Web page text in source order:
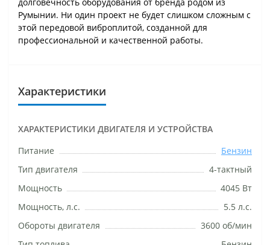
Румынии. Ни один проект не будет слишком сложным с
этой передовой виброплитой, созданной для
профессиональной и качественной работы.
Характеристики
ХАРАКТЕРИСТИКИ ДВИГАТЕЛЯ И УСТРОЙСТВА
Питание
Бензин
Тип двигателя
4-тактный
Мощность
4045 Вт
Мощность, л.с.
5.5 л.с.
Обороты двигателя
3600 об/мин